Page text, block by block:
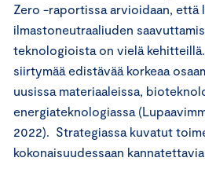
Zero -raportissa arvioidaan, että
ilmastoneutraaliuden
teknologioista on vielä
siirtymää edistävää korkeaa
uusissa materiaaleissa,
energiateknologiassa
2022). Strategiassa kuvatut
kokonaisuudessaan